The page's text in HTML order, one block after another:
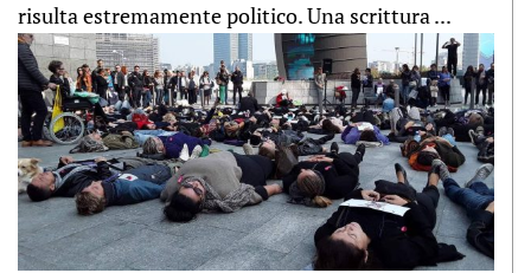
risulta estremamente politico. Una scrittura ...